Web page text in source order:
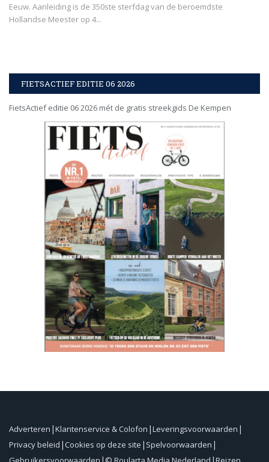
Eeuw. Aanleiding is de 350ste sterfdag van de beroemdste
Hollandse Meester op 4...
FIETSACTIEF EDITIE 06 2026
FietsActief editie 06 2026 mét de gratis streekgids De Kempen
Adverteren Klantenservice & Colofon Leveringsvoorwaarden
Privacy beleid Cookies op deze site Spelvoorwaarden